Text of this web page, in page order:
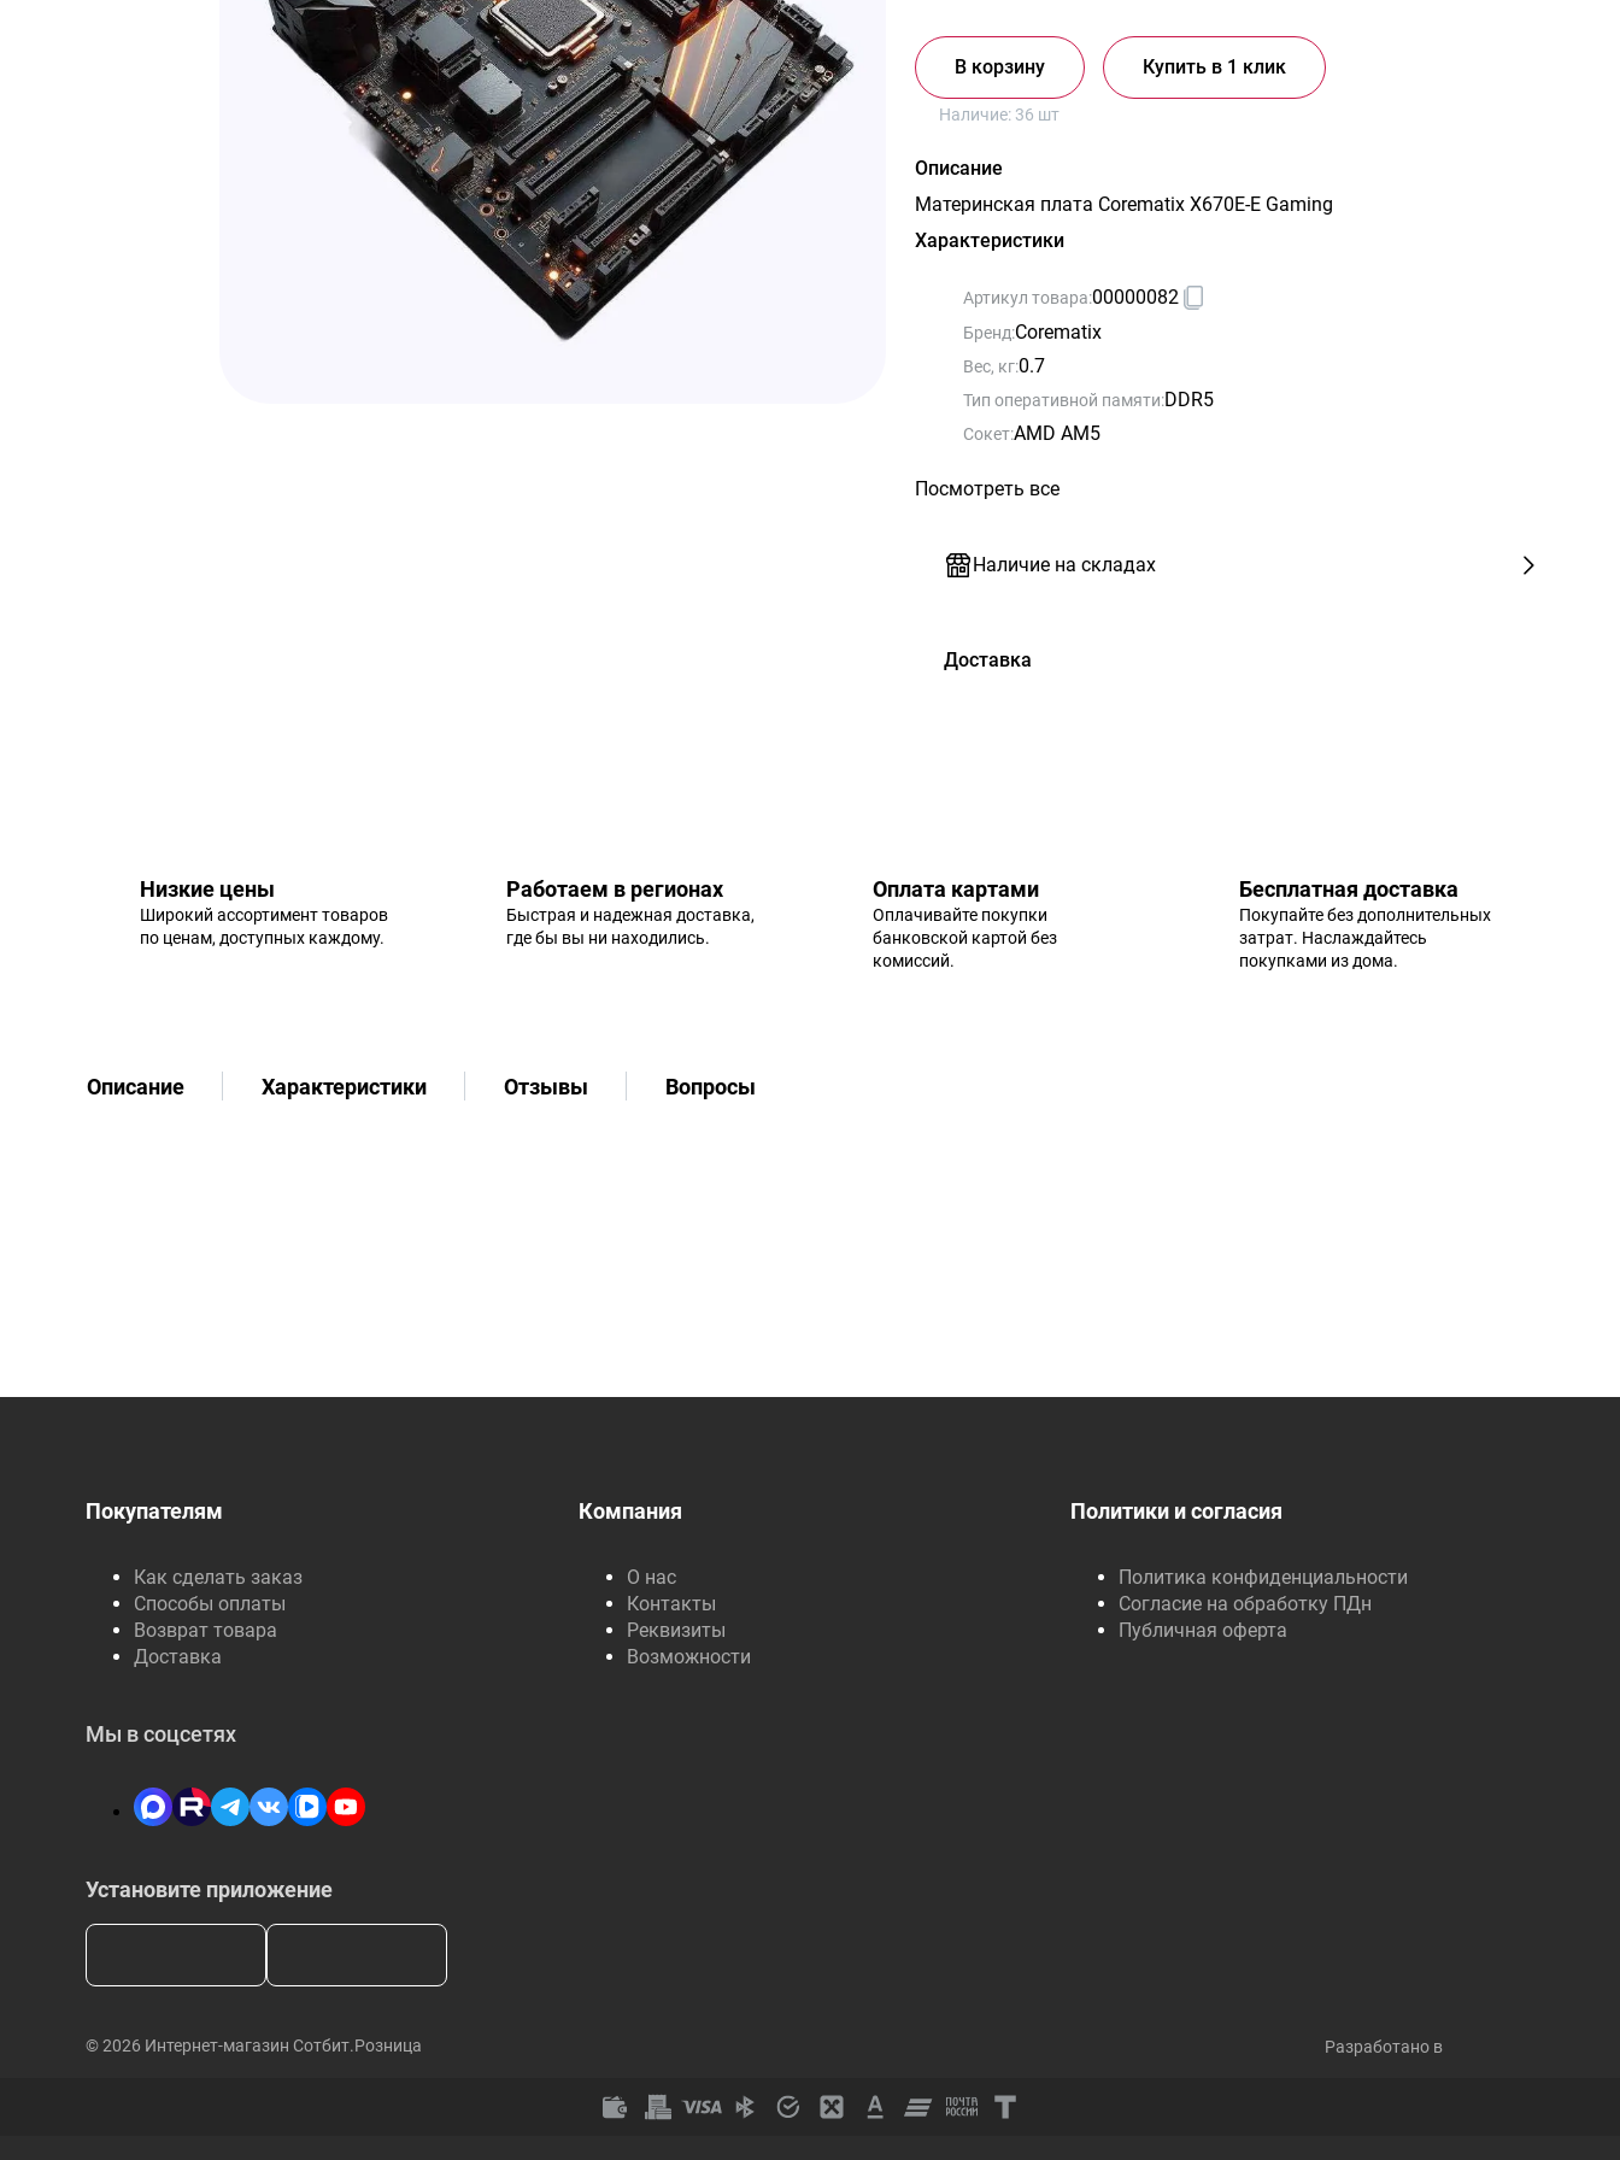
В корзину
Наличие: 36 шт
Купить в 1 клик
Описание
Материнская плата Corematix X670E-E Gaming
Характеристики
Артикул товара:00000082
Бренд:Corematix
Вес, кг:0.7
Тип оперативной памяти:DDR5
Сокет:AMD AM5
Посмотреть все
Наличие на складах
Доставка
Низкие цены
Широкий ассортимент товаров
по ценам, доступных каждому.
Работаем в регионах
Быстрая и надежная доставка,
где бы вы ни находились.
Оплата картами
Оплачивайте покупки
банковской картой без
комиссий.
Бесплатная доставка
Покупайте без дополнительных
затрат. Наслаждайтесь
покупками из дома.
Описание Характеристики Отзывы Вопросы
Покупателям
Как сделать заказ
Способы оплаты
Возврат товара
Доставка
Компания
О нас
Контакты
Реквизиты
Возможности
Политики и согласия
Политика конфиденциальности
Согласие на обработку ПДн
Публичная оферта
Установите приложение
Мы в соцсетях
© 2026 Интернет-магазин Сотбит.Розница Разработано в